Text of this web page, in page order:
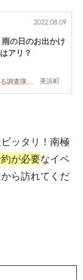
美浜町
2022.08.09
雨の日のお出かけ
アリ？
ッタリ！南極
が必要なイベ
ら訪れてくだ